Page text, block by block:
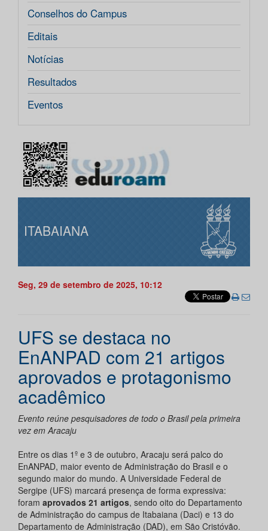
Conselhos do Campus
Editais
Notícias
Resultados
Eventos
ITABAIANA
Seg, 29 de setembro de 2025, 10:12
UFS se destaca no
EnANPAD com 21 artigos
aprovados e protagonismo
acadêmico
Evento reúne pesquisadores de todo o Brasil pela primeira
vez em Aracaju
Entre os dias 1º e 3 de outubro, Aracaju será palco do
EnANPAD, maior evento de Administração do Brasil e o
segundo maior do mundo. A Universidade Federal de
Sergipe (UFS) marcará presença de forma expressiva:
foram aprovados 21 artigos, sendo oito do Departamento
de Administração do campus de Itabaiana (Daci) e 13 do
Departamento de Administração (DAD), em São Cristóvão.